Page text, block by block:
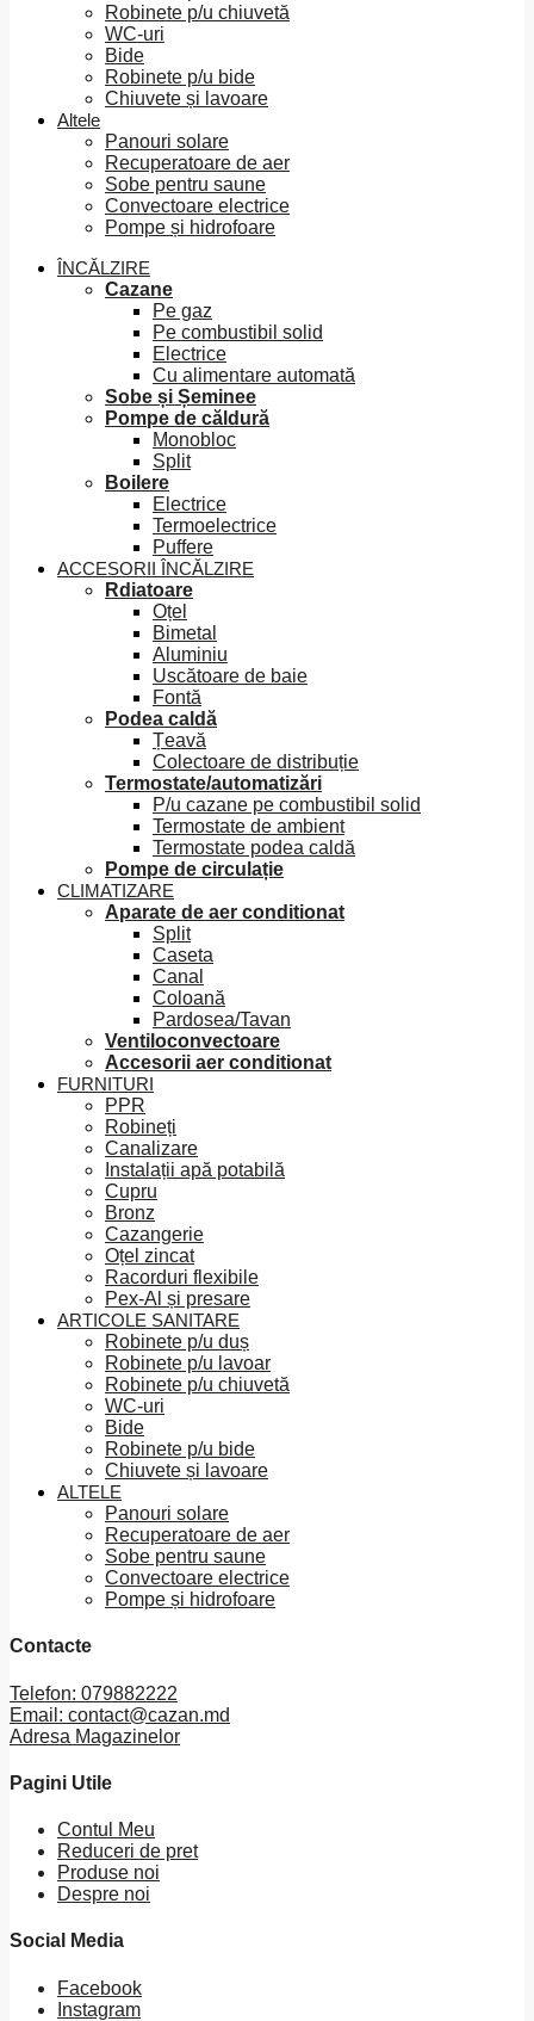
Robinete p/u chiuvetă
WC-uri
Bide
Robinete p/u bide
Chiuvete și lavoare
Altele
Panouri solare
Recuperatoare de aer
Sobe pentru saune
Convectoare electrice
Pompe și hidrofoare
ÎNCĂLZIRE
Cazane
Pe gaz
Pe combustibil solid
Electrice
Cu alimentare automată
Sobe și Șeminee
Pompe de căldură
Monobloc
Split
Boilere
Electrice
Termoelectrice
Puffere
ACCESORII ÎNCĂLZIRE
Rdiatoare
Oțel
Bimetal
Aluminiu
Uscătoare de baie
Fontă
Podea caldă
Țeavă
Colectoare de distribuție
Termostate/automatizări
P/u cazane pe combustibil solid
Termostate de ambient
Termostate podea caldă
Pompe de circulație
CLIMATIZARE
Aparate de aer conditionat
Split
Caseta
Canal
Coloană
Pardosea/Tavan
Ventiloconvectoare
Accesorii aer conditionat
FURNITURI
PPR
Robineți
Canalizare
Instalații apă potabilă
Cupru
Bronz
Cazangerie
Oțel zincat
Racorduri flexibile
Pex-Al și presare
ARTICOLE SANITARE
Robinete p/u duș
Robinete p/u lavoar
Robinete p/u chiuvetă
WC-uri
Bide
Robinete p/u bide
Chiuvete și lavoare
ALTELE
Panouri solare
Recuperatoare de aer
Sobe pentru saune
Convectoare electrice
Pompe și hidrofoare
Contacte
Telefon: 079882222
Email: contact@cazan.md
Adresa Magazinelor
Pagini Utile
Contul Meu
Reduceri de pret
Produse noi
Despre noi
Social Media
Facebook
Instagram